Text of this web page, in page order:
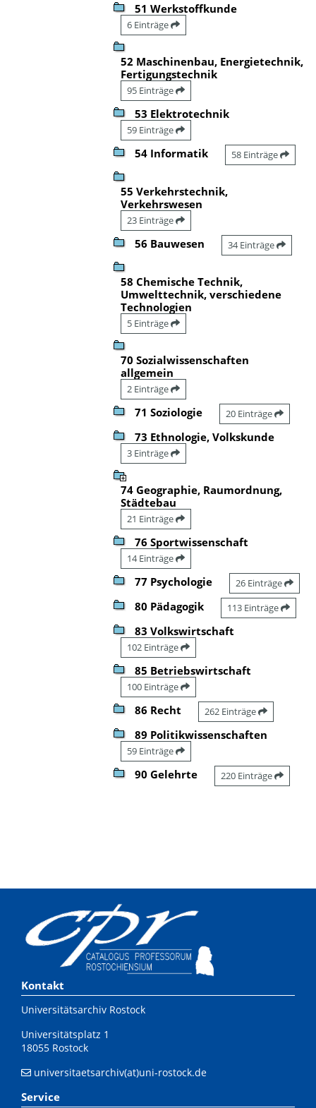
51 Werkstoffkunde
6 Einträge
52 Maschinenbau, Energietechnik,
Fertigungstechnik
95 Einträge
53 Elektrotechnik
59 Einträge
54 Informatik 58 Einträge
55 Verkehrstechnik,
Verkehrswesen
23 Einträge
56 Bauwesen 34 Einträge
58 Chemische Technik,
Umwelttechnik, verschiedene
Technologien
5 Einträge
70 Sozialwissenschaften
allgemein
2 Einträge
71 Soziologie 20 Einträge
73 Ethnologie, Volkskunde
3 Einträge
74 Geographie, Raumordnung,
Städtebau
21 Einträge
76 Sportwissenschaft
14 Einträge
77 Psychologie 26 Einträge
80 Pädagogik 113 Einträge
83 Volkswirtschaft
102 Einträge
85 Betriebswirtschaft
100 Einträge
86 Recht 262 Einträge
89 Politikwissenschaften
59 Einträge
90 Gelehrte 220 Einträge
Kontakt
Universitätsarchiv Rostock
Universitätsplatz 1
18055 Rostock
universitaetsarchiv(at)uni-rostock.de
Service